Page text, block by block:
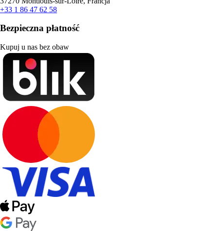
+33 1 86 47 62 58
Bezpieczna płatność
Kupuj u nas bez obaw